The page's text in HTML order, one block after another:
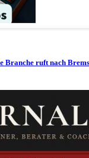
Branche ruft nach